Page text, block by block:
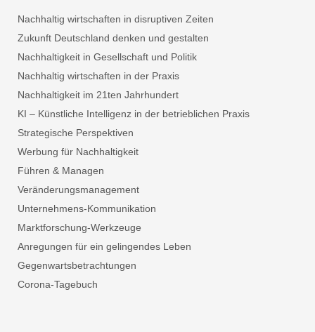
Nachhaltig wirtschaften in disruptiven Zeiten
Zukunft Deutschland denken und gestalten
Nachhaltigkeit in Gesellschaft und Politik
Nachhaltig wirtschaften in der Praxis
Nachhaltigkeit im 21ten Jahrhundert
KI – Künstliche Intelligenz in der betrieblichen Praxis
Strategische Perspektiven
Werbung für Nachhaltigkeit
Führen & Managen
Veränderungsmanagement
Unternehmens-Kommunikation
Marktforschung-Werkzeuge
Anregungen für ein gelingendes Leben
Gegenwartsbetrachtungen
Corona-Tagebuch